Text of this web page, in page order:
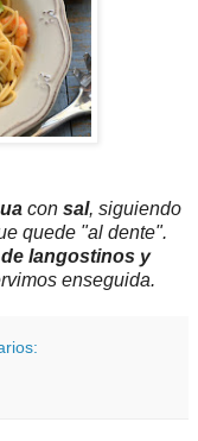
con sal, siguiendo
quede "al dente".
langostinos y
enseguida.